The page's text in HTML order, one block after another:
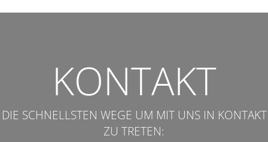
KONTAKT
DIE SCHNELLSTEN WEGE UM MIT UNS IN KONTAKT
ZU TRETEN: